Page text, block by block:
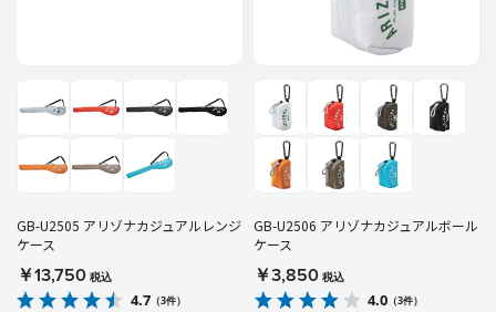
GB-U2505 アリゾナカジュアルレンジ
ケース
￥13,750 税込
4.7 （3件）
GB-U2506 アリゾナカジュアルボール
ケース
￥3,850 税込
4.0 （3件）